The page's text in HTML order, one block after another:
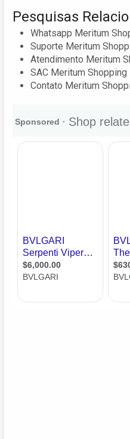
Pesquisas
Whatsapp Meritum
Suporte Meritum
Atendimento Meritum
SAC Meritum
Contato Meritum